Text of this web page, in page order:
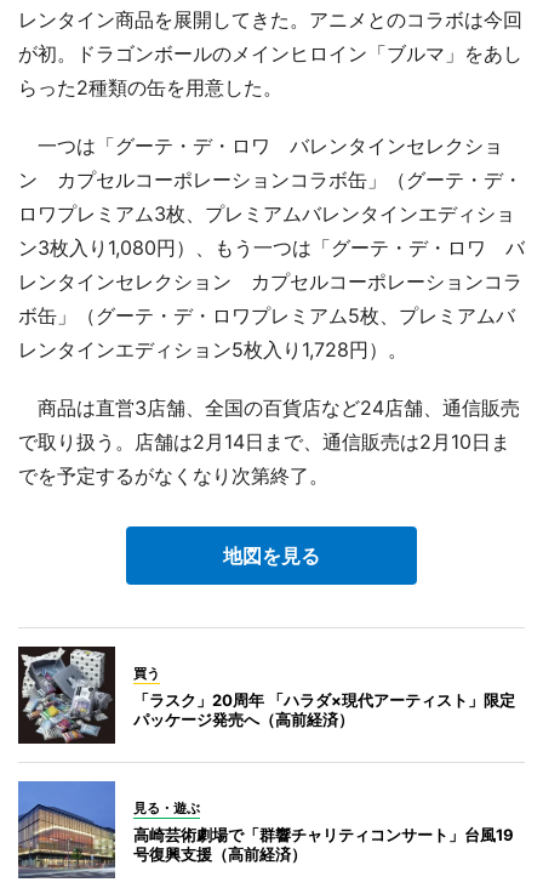
レンタイン商品を展開してきた。アニメとのコラボは今回
が初。ドラゴンボールのメインヒロイン「ブルマ」をあし
らった2種類の缶を用意した。
一つは「グーテ・デ・ロワ バレンタインセレクショ
ン カプセルコーポレーションコラボ缶」（グーテ・デ・
ロワプレミアム3枚、プレミアムバレンタインエディショ
ン3枚入り1,080円）、もう一つは「グーテ・デ・ロワ バ
レンタインセレクション カプセルコーポレーションコラ
ボ缶」（グーテ・デ・ロワプレミアム5枚、プレミアムバ
レンタインエディション5枚入り1,728円）。
商品は直営3店舗、全国の百貨店など24店舗、通信販売
で取り扱う。店舗は2月14日まで、通信販売は2月10日ま
でを予定するがなくなり次第終了。
地図を見る
買う
「ラスク」20周年 「ハラダ×現代アーティスト」限定
パッケージ発売へ（高前経済）
見る・遊ぶ
高崎芸術劇場で「群響チャリティコンサート」台風19
号復興支援（高前経済）